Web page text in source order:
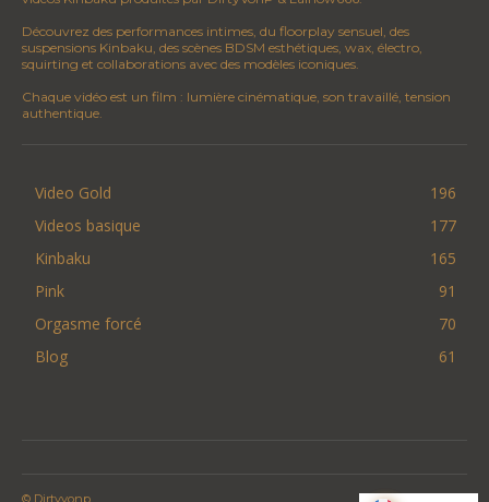
vidéos Kinbaku produites par DirtyVonP & Lalhow666.
Découvrez des performances intimes, du floorplay sensuel, des
suspensions Kinbaku, des scènes BDSM esthétiques, wax, électro,
squirting et collaborations avec des modèles iconiques.
Chaque vidéo est un film : lumière cinématique, son travaillé, tension
authentique.
Video Gold
196
Videos basique
177
Kinbaku
165
Pink
91
Orgasme forcé
70
Blog
61